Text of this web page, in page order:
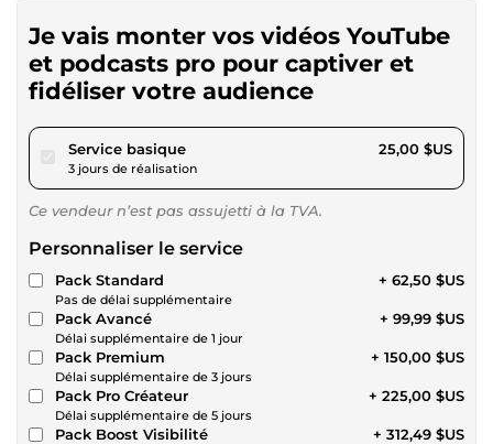
Je vais monter vos vidéos YouTube
et podcasts pro pour captiver et
fidéliser votre audience
Service basiquepour 23,04 $US
3 jours de réalisation
25,00 $US
Ce vendeur n’est pas assujetti à la TVA.
Personnaliser le service
Pack Standard
Pas de délai supplémentaire
+ 62,50 $US
Pack Avancé
Délai supplémentaire de 1 jour
+ 99,99 $US
Pack Premium
Délai supplémentaire de 3 jours
+ 150,00 $US
Pack Pro Créateur
Délai supplémentaire de 5 jours
+ 225,00 $US
Pack Boost Visibilité + 312,49 $US